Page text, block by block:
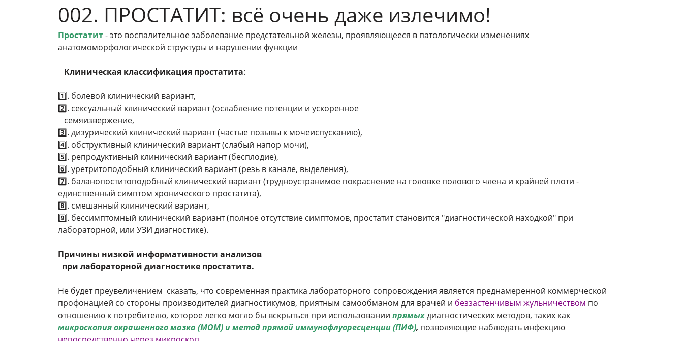
002. ПРОСТАТИТ: всё очень даже излечимо!
Простатит- это воспалительное заболевание предстательной железы, проявляющееся в патологически изменениях
анатомоморфологической структуры и нарушении функции
Клиническая классификация простатита:
1️⃣. болевой клинический вариант,
2️⃣. сексуальный клинический вариант (ослабление потенции и ускоренное
семяизвержение,
3️⃣. дизурический клинический вариант (частые позывы к мочеиспусканию),
4️⃣. обструктивный клинический вариант (слабый напор мочи),
5️⃣. репродуктивный клинический вариант (бесплодие),
6️⃣. уретритоподобный клинический вариант (резь в канале, выделения),
7️⃣. баланопоститоподобный клинический вариант (трудноустранимое покраснение на головке полового члена и крайней плоти -
единственный симптом хронического простатита),
8️⃣. смешанный клинический вариант,
9️⃣. бессимптомный клинический вариант (полное отсутствие симптомов, простатит становится "диагностической находкой" при
лабораторной, или УЗИ диагностике).
Причины низкой информативности анализов
при лабораторной диагностике простатита.
Не будет преувеличением сказать, что современная практика лабораторного сопровождения является преднамеренной коммерческой
профонацией со стороны производителей диагностикумов, приятным самообманом для врачей и беззастенчивым жульничеством по
отношению к потребителю, которое легко могло бы вскрыться при использовании прямыхдиагностических методов, таких как
микроскопия окрашенного мазка (МОМ) и метод прямой иммунофлуоресценции (ПИФ), позволяющие наблюдать инфекцию